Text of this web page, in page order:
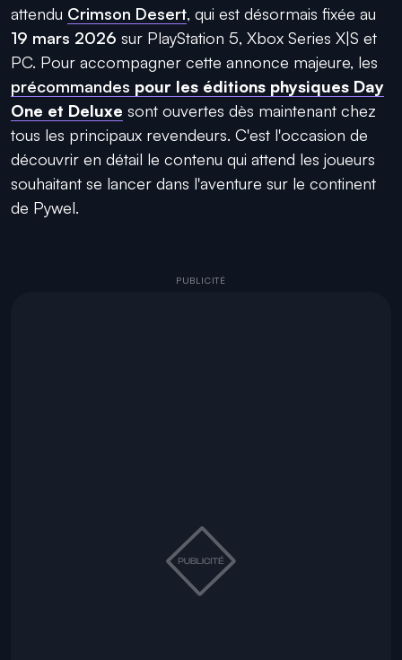
attendu Crimson Desert, qui est désormais fixée au
19 mars 2026 sur PlayStation 5, Xbox Series X|S et
PC. Pour accompagner cette annonce majeure, les
précommandes pour les éditions physiques Day
One et Deluxe sont ouvertes dès maintenant chez
tous les principaux revendeurs. C'est l'occasion de
découvrir en détail le contenu qui attend les joueurs
souhaitant se lancer dans l'aventure sur le continent
de Pywel.